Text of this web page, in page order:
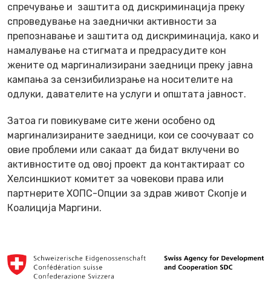
спречување и заштита од дискриминација преку
спроведување на заеднички активности за
препознавање и заштита од дискриминација, како и
намалување на стигмата и предрасудите кон
жените од маргинализирани заедници преку јавна
кампања за сензибилизрање на носителите на
одлуки, давателите на услуги и општата јавност.
Затоа ги повикуваме сите жени особено од
маргинализираните заедници, кои се соочуваат со
овие проблеми или сакаат да бидат вклучени во
активностите од овој проект да контактираат со
Хелсиншкиот комитет за човекови права или
партнерите ХОПС-Опции за здрав живот Скопје и
Коалиција Маргини.